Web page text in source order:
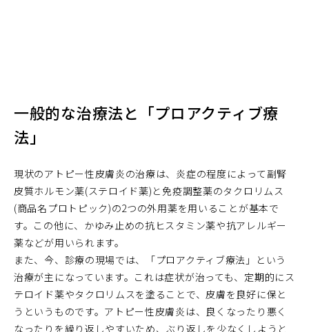
一般的な治療法と「プロアクティブ療
法」
現状のアトピー性皮膚炎の治療は、炎症の程度によって副腎
皮質ホルモン薬(ステロイド薬)と免疫調整薬のタクロリムス
(商品名プロトピック)の2つの外用薬を用いることが基本で
す。この他に、かゆみ止めの抗ヒスタミン薬や抗アレルギー
薬などが用いられます。
また、今、診療の現場では、「プロアクティブ療法」という
治療が主になっています。これは症状が治っても、定期的にス
テロイド薬やタクロリムスを塗ることで、皮膚を良好に保と
うというものです。アトピー性皮膚炎は、良くなったり悪く
なったりを繰り返しやすいため、ぶり返しを少なくしようと